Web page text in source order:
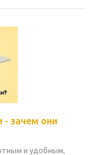
- зачем они
и удобным,